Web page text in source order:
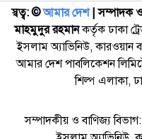
স্বত্ব: ©️আমার দেশ| সম্পাদক
মাহমুদুর রহমানকর্তৃক ঢাকা
ইসলাম অ্যাভিনিউ, কারওয়ান
আমার দেশ পাবলিকেশন
শিল্প এলাকা,
সম্পাদকীয় ও বাণিজ্য